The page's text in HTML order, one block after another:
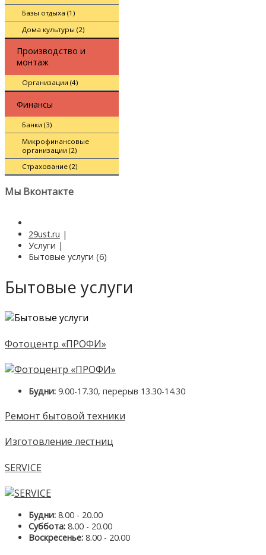
Базы отдыха (1)
Дома культуры (2)
Производство и
монтаж
Организации (4)
Финансы
Банки (3)
Микрофинансовые
организации (2)
Страхование (2)
Мы Вконтакте
29ust.ru |
Услуги |
Бытовые услуги (6)
Бытовые услуги
Фотоцентр «ПРОФИ»
Будни: 9.00-17.30, перерыв 13.30-14.30
Ремонт бытовой техники
Изготовление лестниц
SERVICE
Будни: 8.00 - 20.00
Суббота: 8.00 - 20.00
Воскресенье: 8.00 - 20.00